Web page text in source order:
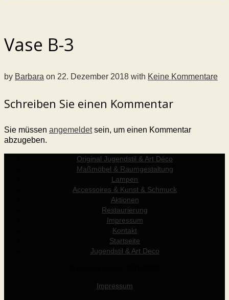
Vase B-3
by Barbara on 22. Dezember 2018 with Keine Kommentare
Schreiben Sie einen Kommentar
Sie müssen angemeldetsein, um einen Kommentar
abzugeben.
Original Jugendstil & Art Déco
Maßmöbel & Raumgestaltung
Lampen
Accessoires & Kunst & Schmuck
Aktionen
Restaurierung
Impressum
Kontakt
Startseite
Jugendstil & Art Deco
Impressum